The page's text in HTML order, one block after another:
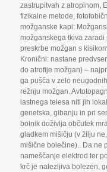
zastrupitvah z atropinom,
fizikalne metode,
možganske kapi:
možganskega tkiva
preskrbe možgan s
Kronični: nastane
do atrofije možgan) –
ga pušča v zelo
režnju možgan.
lastnega telesa niti jih
genetska,gibanju in pri
bolnik doživlja občutek
gladkem mišičju (v žilju ne
mišične bolečine).. Da ne
nameščanje elektrod ter
krč je nalezljiva bolezen,